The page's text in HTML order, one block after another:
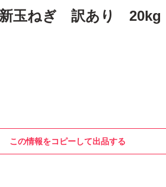
玉ねぎ 訳あり 20kg
この情報をコピーして出品する